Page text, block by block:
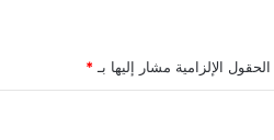
الحقول الإلزامية مشار إليها بـ *